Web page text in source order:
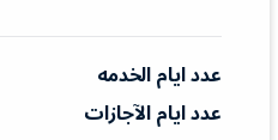
عدد ايام الخدمه
عدد ايام الآجازات